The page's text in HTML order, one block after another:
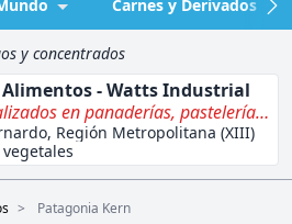
Carnes y Derivados
y concentrados
- Watts Industrial
en panaderías, pastelerías,
frutas procesadas, lácteos,
y aceites
Región Metropolitana (XIII)
Patagonia Kern